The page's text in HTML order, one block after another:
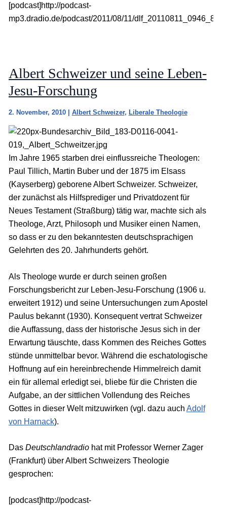
[podcast]http://podcast-
mp3.dradio.de/podcast/2011/08/11/
Albert Schweizer und seine Leben-
Jesu-Forschung
2. November, 2010 Albert Schweizer, Liberale Theologie
Im Jahre 1965 starben drei einflussreiche Theologen:
Paul Tillich, Martin Buber und der 1875 im Elsass
(Kayserberg) geborene Albert Schweizer. Schweizer,
der zunächst als Hilfsprediger und Privatdozent für
Neues Testament (Straßburg) tätig war, machte sich als
Theologe, Arzt, Philosoph und Musiker einen Namen,
so dass er zu den bekanntesten deutschsprachigen
Gelehrten des 20. Jahrhunderts gehört.
Als Theologe wurde er durch seinen großen
Forschungsbericht zur Leben-Jesu-Forschung (1906 u.
erweitert 1912) und seine Untersuchungen zum Apostel
Paulus bekannt (1930). Konsequent vertrat Schweizer
die Auffassung, dass der historische Jesus sich in der
Erwartung täuschte, dass Kommen des Reiches Gottes
stünde unmittelbar bevor. Während die eschatologische
Hoffnung auf ein hereinbrechende Himmelreich damit
ein für allemal erledigt sei, bliebe für die Christen die
Aufgabe, an der sittlichen Vollendung des Reiches
Gottes in dieser Welt mitzuwirken (vgl. dazu auch Adolf
von Harnack).
Das Deutschlandradiohat mit Professor Werner Zager
(Frankfurt) über Albert Schweizers Theologie
gesprochen:
[podcast]http://podcast-